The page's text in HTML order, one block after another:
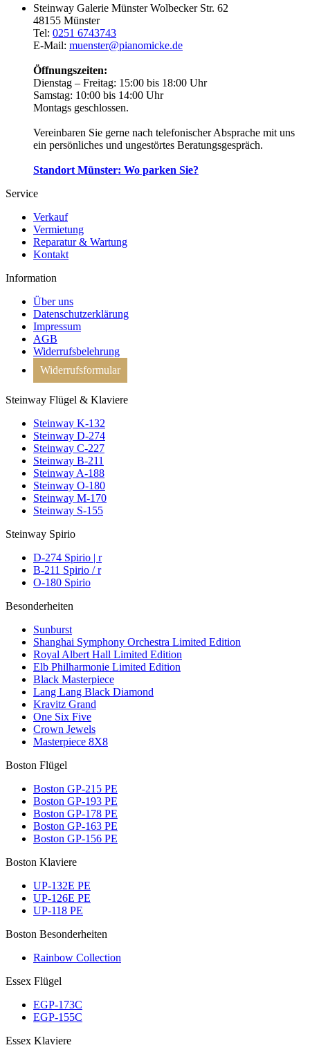
Steinway Galerie MünsterWolbecker Str. 62
48155 Münster
Tel: 0251 6743743
E-Mail: muenster@pianomicke.de
Öffnungszeiten:
Dienstag – Freitag: 15:00 bis 18:00 Uhr
Samstag: 10:00 bis 14:00 Uhr
Montags geschlossen.
Vereinbaren Sie gerne nach telefonischer Absprache mit uns
ein persönliches und ungestörtes Beratungsgespräch.
Standort Münster: Wo parken Sie?
Service
Verkauf
Vermietung
Reparatur & Wartung
Kontakt
Information
Über uns
Datenschutzerklärung
Impressum
AGB
Widerrufsbelehrung
Widerrufsformular
Steinway Flügel & Klaviere
Steinway K-132
Steinway D-274
Steinway C-227
Steinway B-211
Steinway A-188
Steinway O-180
Steinway M-170
Steinway S-155
Steinway Spirio
D-274 Spirio | r
B-211 Spirio / r
O-180 Spirio
Besonderheiten
Sunburst
Shanghai Symphony Orchestra Limited Edition
Royal Albert Hall Limited Edition
Elb Philharmonie Limited Edition
Black Masterpiece
Lang Lang Black Diamond
Kravitz Grand
One Six Five
Crown Jewels
Masterpiece 8X8
Boston Flügel
Boston GP-215 PE
Boston GP-193 PE
Boston GP-178 PE
Boston GP-163 PE
Boston GP-156 PE
Boston Klaviere
UP-132E PE
UP-126E PE
UP-118 PE
Boston Besonderheiten
Rainbow Collection
Essex Flügel
EGP-173C
EGP-155C
Essex Klaviere